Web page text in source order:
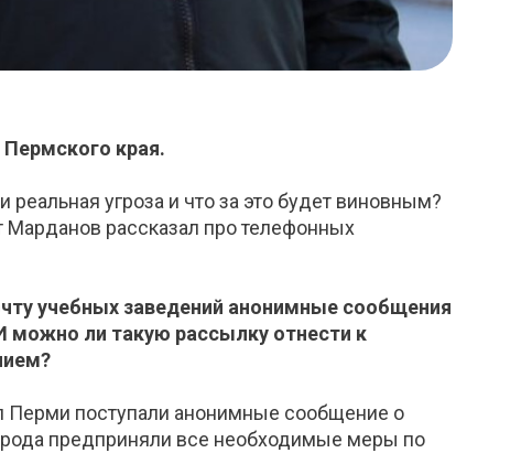
края.
угроза и что за это будет виновным?
Марданов рассказал про телефонных
учебных заведений анонимные сообщения
можно ли такую рассылку отнести к
Перми поступали анонимные сообщение о
предприняли все необходимые меры по